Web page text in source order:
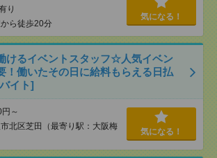
り
ら徒歩20分
気になる！
けるイベントスタッフ☆人気イベン
！働いたその日に給料もらえる日払
イト]
～
北区芝田（最寄り駅：大阪梅
気になる！